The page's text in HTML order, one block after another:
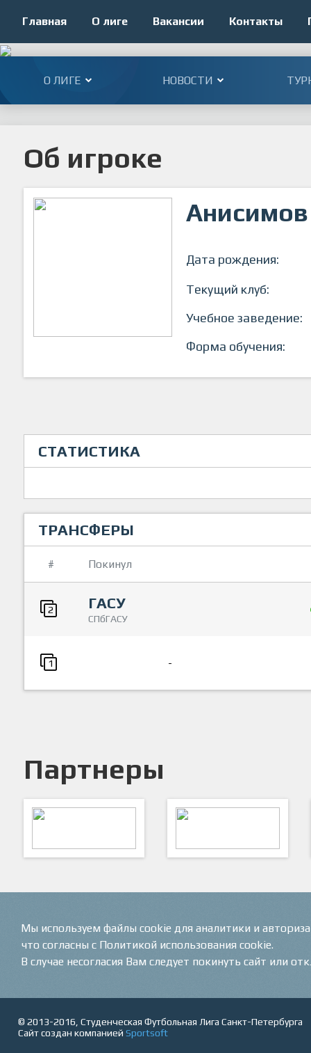
Главная О лиге Вакансии Контакты
О ЛИГЕ НОВОСТИ
Об игроке
Дата рождения:
Текущий клуб:
Учебное заведение:
Форма обучения:
СТАТИСТИКА
ТРАНСФЕРЫ
# Покинул
2 ГАСУ
СПбГАСУ
1 -
Партнеры
© 2013-2016, Студенческая Футбольная Лига Санкт-Петербурга
Сайт создан компанией Sportsoft
Мы используем файлы cookie для аналитики и
что согласны с Политикой использования cookie.
В случае несогласия Вам следует покинуть сайт или